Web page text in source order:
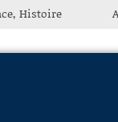
Histoire